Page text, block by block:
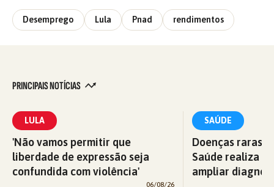
Desemprego Lula Pnad rendimentos
PRINCIPAIS NOTÍCIAS
LULA
'Não vamos permitir que
liberdade de expressão seja
confundida com violência'
06/08/26
SAÚDE
Doenças raras:
Saúde realiza
ampliar